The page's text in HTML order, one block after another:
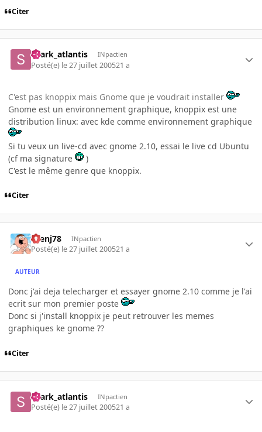
Citer
shark_atlantis INpactien
Posté(e) le 27 juillet 200521 a
C'est pas knoppix mais Gnome que je voudrait installer
Gnome est un environnement graphique, knoppix est une
distribution linux: avec kde comme environnement graphique
Si tu veux un live-cd avec gnome 2.10, essai le live cd Ubuntu
(cf ma signature
)
C'est le même genre que knoppix.
Citer
rbenj78 INpactien
Posté(e) le 27 juillet 200521 a
AUTEUR
Donc j'ai deja telecharger et essayer gnome 2.10 comme je l'ai
ecrit sur mon premier poste
Donc si j'install knoppix je peut retrouver les memes
graphiques ke gnome ??
Citer
shark_atlantis INpactien
Posté(e) le 27 juillet 200521 a